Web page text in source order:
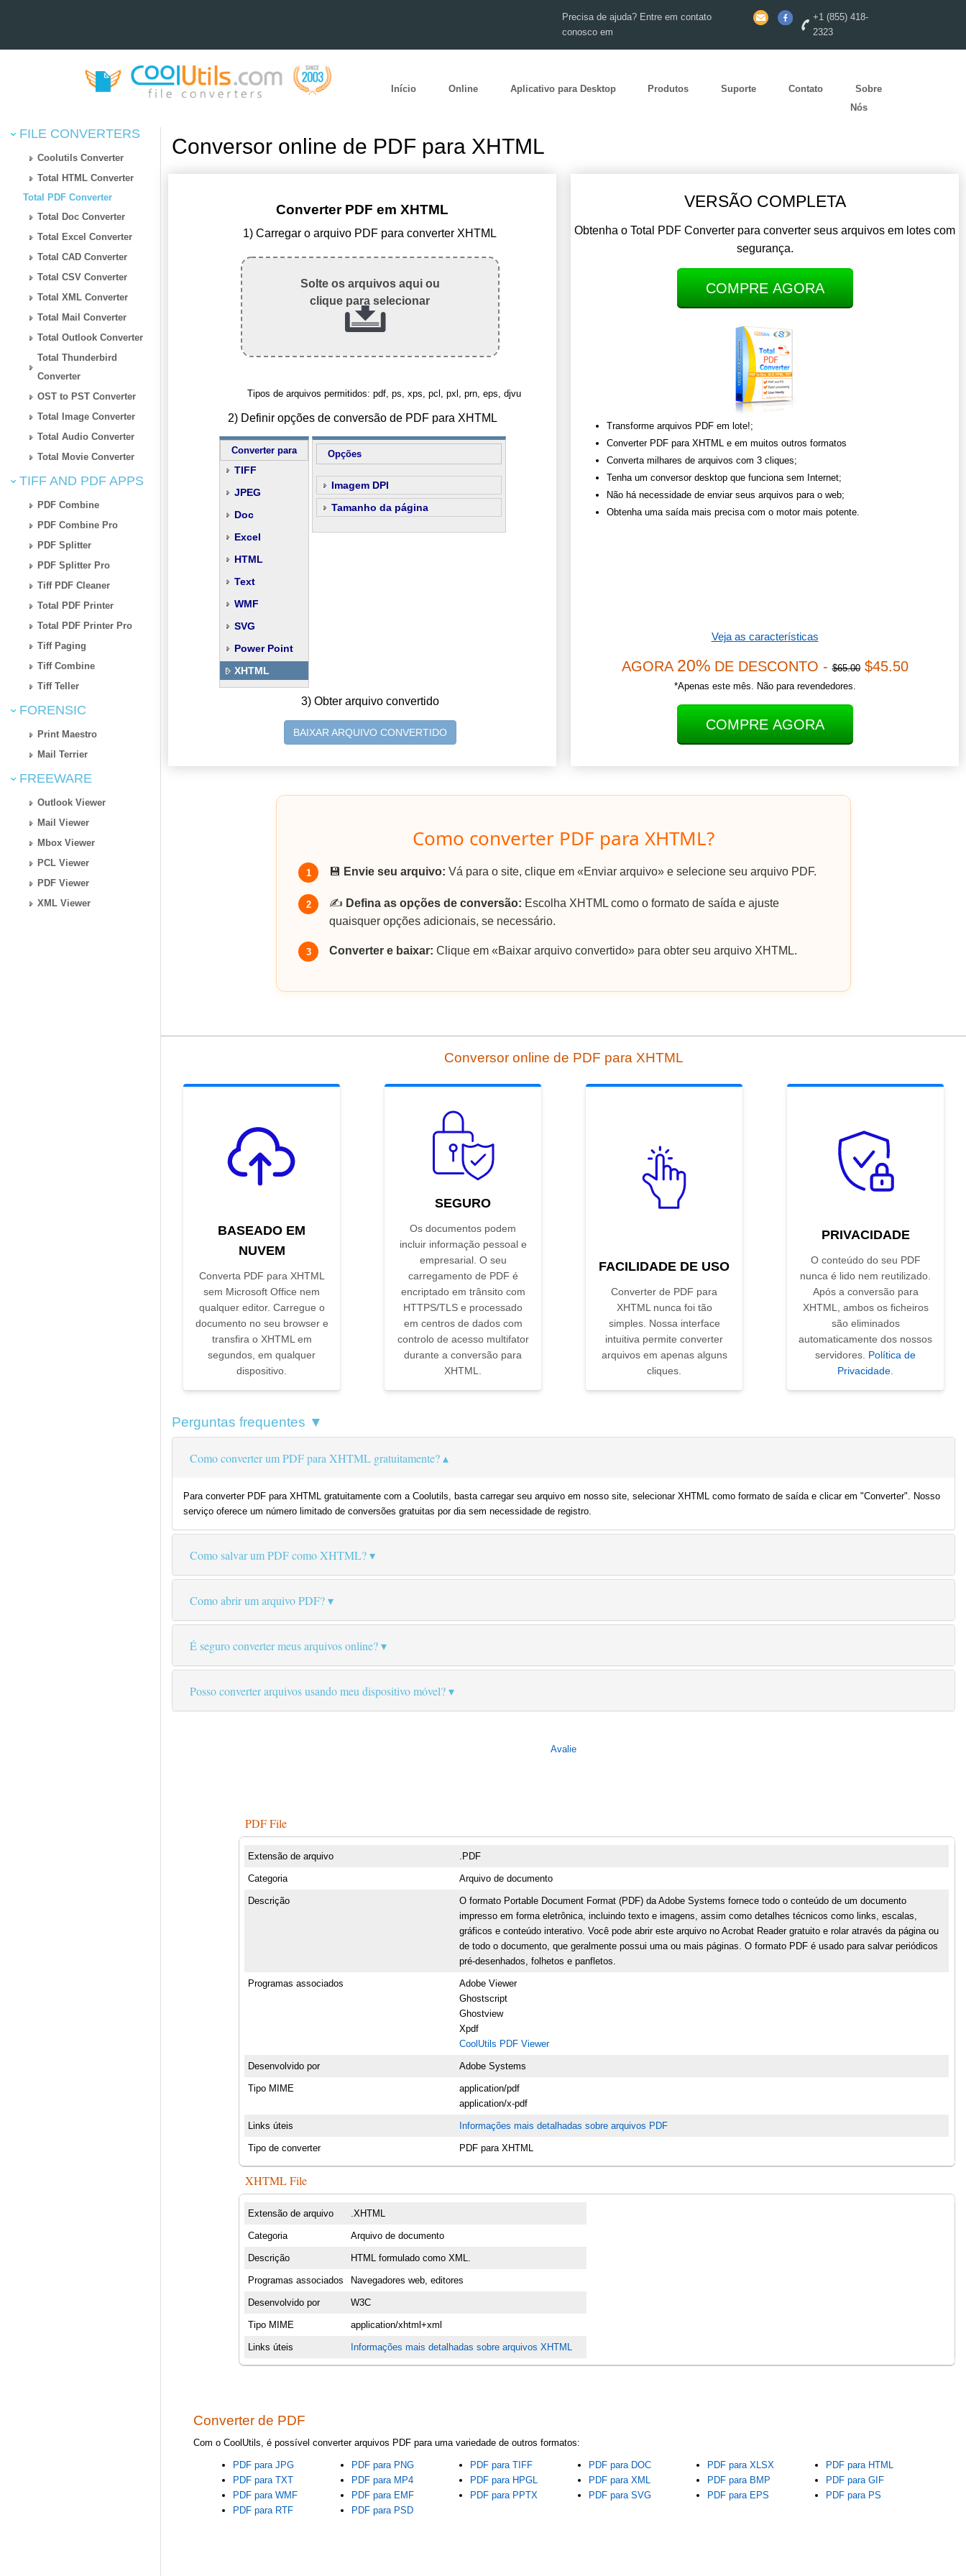
Precisa de ajuda? Entre em contato
conosco em
+1 (855) 418-
2323
Início Online Aplicativo para Desktop Produtos Suporte Contato
Sobre
Nós
FILE CONVERTERS
Coolutils Converter
Total HTML Converter
Total PDF Converter
Total Doc Converter
Total Excel Converter
Total CAD Converter
Total CSV Converter
Total XML Converter
Total Mail Converter
Total Outlook Converter
Total Thunderbird
Converter
OST to PST Converter
Total Image Converter
Total Audio Converter
Total Movie Converter
TIFF AND PDF APPS
PDF Combine
PDF Combine Pro
PDF Splitter
PDF Splitter Pro
Tiff PDF Cleaner
Total PDF Printer
Total PDF Printer Pro
Tiff Paging
Tiff Combine
Tiff Teller
FORENSIC
Print Maestro
Mail Terrier
FREEWARE
Outlook Viewer
Mail Viewer
Mbox Viewer
PCL Viewer
PDF Viewer
XML Viewer
Conversor online de PDF para XHTML
Converter PDF em XHTML
1) Carregar o arquivo PDF para converter XHTML
Solte os arquivos aqui ou
clique para selecionar
Tipos de arquivos permitidos: pdf, ps, xps, pcl, pxl, prn, eps, djvu
2) Definir opções de conversão de PDF para XHTML
Converter para
TIFF
JPEG
Doc
Excel
HTML
Text
WMF
SVG
Power Point
XHTML
Opções
Imagem DPI
Tamanho da página
3) Obter arquivo convertido
BAIXAR ARQUIVO CONVERTIDO
VERSÃO COMPLETA
Obtenha o Total PDF Converter para converter seus arquivos em lotes com
segurança.
COMPRE AGORA
Transforme arquivos PDF em lote!;
Converter PDF para XHTML e em muitos outros formatos
Converta milhares de arquivos com 3 cliques;
Tenha um conversor desktop que funciona sem Internet;
Não há necessidade de enviar seus arquivos para o web;
Obtenha uma saída mais precisa com o motor mais potente.
Veja as características
AGORA 20%DE DESCONTO -$65.00$45.50
*Apenas este mês. Não para revendedores.
COMPRE AGORA
Como converter PDF para XHTML?
1 💾 Envie seu arquivo: Vá para o site, clique em «Enviar arquivo» e selecione seu arquivo PDF.
2 ✍️ Defina as opções de conversão: Escolha XHTML como o formato de saída e ajuste
quaisquer opções adicionais, se necessário.
3 Converter e baixar: Clique em «Baixar arquivo convertido» para obter seu arquivo XHTML.
Conversor online de PDF para XHTML
BASEADO EM
NUVEM
Converta PDF para XHTML
sem Microsoft Office nem
qualquer editor. Carregue o
documento no seu browser e
transfira o XHTML em
segundos, em qualquer
dispositivo.
SEGURO
Os documentos podem
incluir informação pessoal e
empresarial. O seu
carregamento de PDF é
encriptado em trânsito com
HTTPS/TLS e processado
em centros de dados com
controlo de acesso multifator
durante a conversão para
XHTML.
FACILIDADE DE USO
Converter de PDF para
XHTML nunca foi tão
simples. Nossa interface
intuitiva permite converter
arquivos em apenas alguns
cliques.
PRIVACIDADE
O conteúdo do seu PDF
nunca é lido nem reutilizado.
Após a conversão para
XHTML, ambos os ficheiros
são eliminados
automaticamente dos nossos
servidores. Política de
Privacidade
Perguntas frequentes ▼
Como converter um PDF para XHTML gratuitamente?
Para converter PDF para XHTML gratuitamente com a Coolutils, basta carregar seu arquivo em nosso site, selecionar XHTML como formato de saída e clicar em "Converter". Nosso
serviço oferece um número limitado de conversões gratuitas por dia sem necessidade de registro.
Como salvar um PDF como XHTML?
Como abrir um arquivo PDF?
É seguro converter meus arquivos online?
Posso converter arquivos usando meu dispositivo móvel?
Avalie
PDF File
Extensão de arquivo .PDF
Categoria Arquivo de documento
Descrição
O formato Portable Document Format (PDF) da Adobe Systems fornece todo o conteúdo de um documento
impresso em forma eletrônica, incluindo texto e imagens, assim como detalhes técnicos como links, escalas,
gráficos e conteúdo interativo. Você pode abrir este arquivo no Acrobat Reader gratuito e rolar através da página ou
de todo o documento, que geralmente possui uma ou mais páginas. O formato PDF é usado para salvar periódicos
pré-desenhados, folhetos e panfletos.
Programas associados
Adobe Viewer
Ghostscript
Ghostview
Xpdf
CoolUtils PDF Viewer
Desenvolvido por Adobe Systems
Tipo MIME
application/pdf
application/x-pdf
Links úteis Informações mais detalhadas sobre arquivos PDF
Tipo de converter PDF para XHTML
XHTML File
Extensão de arquivo .XHTML
Categoria Arquivo de documento
Descrição HTML formulado como XML.
Programas associados Navegadores web, editores
Desenvolvido por W3C
Tipo MIME application/xhtml+xml
Links úteis Informações mais detalhadas sobre arquivos XHTML
Converter de PDF
Com o CoolUtils, é possível converter arquivos PDF para uma variedade de outros formatos:
PDF para JPG PDF para PNG PDF para TIFF PDF para DOC PDF para XLSX
PDF para HTML
PDF para TXT
PDF para MP4 PDF para HPGL PDF para XML PDF para BMP
PDF para GIF
PDF para WMF
PDF para EMF PDF para PPTX PDF para SVG PDF para EPS
PDF para PS
PDF para RTF
PDF para PSD